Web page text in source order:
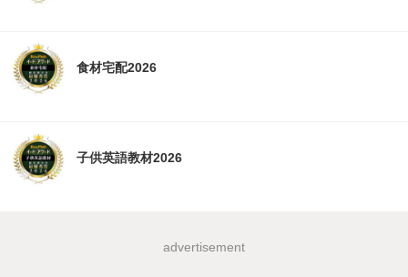
食材宅配2026
子供英語教材2026
advertisement